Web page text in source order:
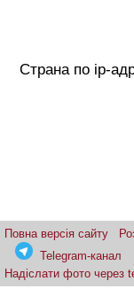
Страна по ip-
Повна версія сайту
Telegram-канал
Надіслати фото через